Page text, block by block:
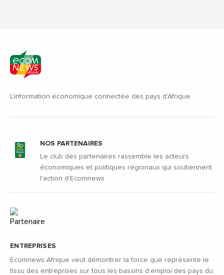
L'information économique connectée des pays d'Afrique
ENTREPRISES
Ecomnews Afrique veut démontrer la force que représente le
tissu des entreprises sur tous les bassins d’emploi des pays du
NOS PARTENAIRES
Le club des partenaires rassemble les acteurs
économiques et politiques régionaux qui soutiennent
l'action d'Ecomnews